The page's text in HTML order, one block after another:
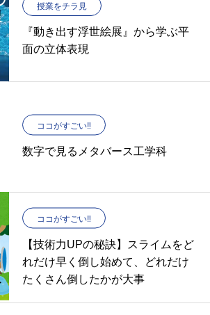
授業をチラ見
『動き出す浮世絵展』から学ぶ平
面の立体表現
ココがすごい‼︎
数字で見るメタバース工学科
ココがすごい‼︎
【技術力UPの秘訣】スライムをど
れだけ早く倒し始めて、どれだけ
たくさん倒したかが大事